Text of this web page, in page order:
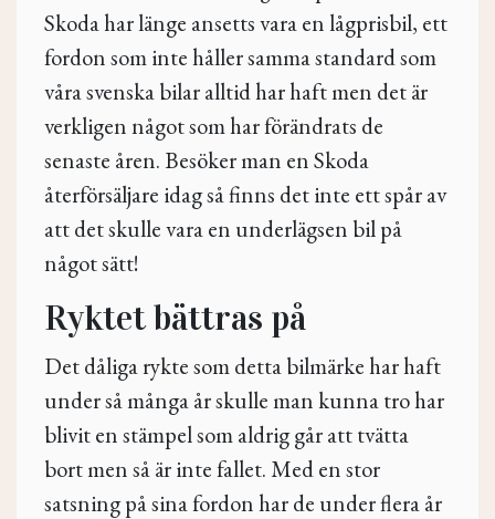
Skoda har länge ansetts vara en lågprisbil, ett
fordon som inte håller samma standard som
våra svenska bilar alltid har haft men det är
verkligen något som har förändrats de
senaste åren. Besöker man en Skoda
återförsäljare idag så finns det inte ett spår av
att det skulle vara en underlägsen bil på
något sätt!
Ryktet bättras på
Det dåliga rykte som detta bilmärke har haft
under så många år skulle man kunna tro har
blivit en stämpel som aldrig går att tvätta
bort men så är inte fallet. Med en stor
satsning på sina fordon har de under flera år